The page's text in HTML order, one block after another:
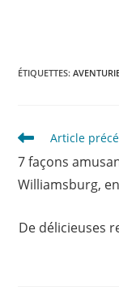
ÉTIQUETTES:
Read
more
articles
Article
7 façons
Williamsburg,
De délicieuses